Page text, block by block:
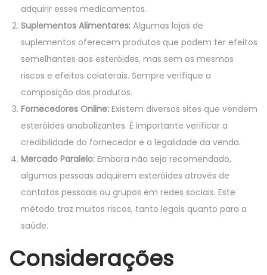
adquirir esses medicamentos.
Suplementos Alimentares: Algumas lojas de
suplementos oferecem produtos que podem ter efeitos
semelhantes aos esteróides, mas sem os mesmos
riscos e efeitos colaterais. Sempre verifique a
composição dos produtos.
Fornecedores Online: Existem diversos sites que vendem
esteróides anabolizantes. É importante verificar a
credibilidade do fornecedor e a legalidade da venda.
Mercado Paralelo: Embora não seja recomendado,
algumas pessoas adquirem esteróides através de
contatos pessoais ou grupos em redes sociais. Este
método traz muitos riscos, tanto legais quanto para a
saúde.
Considerações